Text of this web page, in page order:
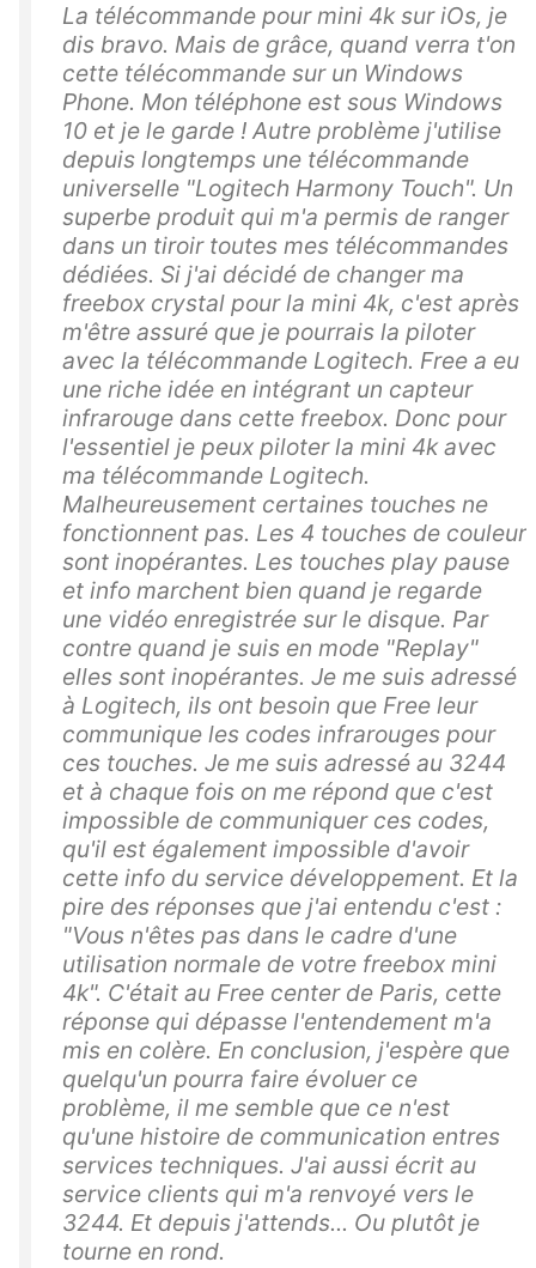
La télécommande pour mini 4k sur iOs, je
dis bravo. Mais de grâce, quand verra t'on
cette télécommande sur un Windows
Phone. Mon téléphone est sous Windows
10 et je le garde ! Autre problème j'utilise
depuis longtemps une télécommande
universelle "Logitech Harmony Touch". Un
superbe produit qui m'a permis de ranger
dans un tiroir toutes mes télécommandes
dédiées. Si j'ai décidé de changer ma
freebox crystal pour la mini 4k, c'est après
m'être assuré que je pourrais la piloter
avec la télécommande Logitech. Free a eu
une riche idée en intégrant un capteur
infrarouge dans cette freebox. Donc pour
l'essentiel je peux piloter la mini 4k avec
ma télécommande Logitech.
Malheureusement certaines touches ne
fonctionnent pas. Les 4 touches de couleur
sont inopérantes. Les touches play pause
et info marchent bien quand je regarde
une vidéo enregistrée sur le disque. Par
contre quand je suis en mode "Replay"
elles sont inopérantes. Je me suis adressé
à Logitech, ils ont besoin que Free leur
communique les codes infrarouges pour
ces touches. Je me suis adressé au 3244
et à chaque fois on me répond que c'est
impossible de communiquer ces codes,
qu'il est également impossible d'avoir
cette info du service développement. Et la
pire des réponses que j'ai entendu c'est :
"Vous n'êtes pas dans le cadre d'une
utilisation normale de votre freebox mini
4k". C'était au Free center de Paris, cette
réponse qui dépasse l'entendement m'a
mis en colère. En conclusion, j'espère que
quelqu'un pourra faire évoluer ce
problème, il me semble que ce n'est
qu'une histoire de communication entres
services techniques. J'ai aussi écrit au
service clients qui m'a renvoyé vers le
3244. Et depuis j'attends... Ou plutôt je
tourne en rond.